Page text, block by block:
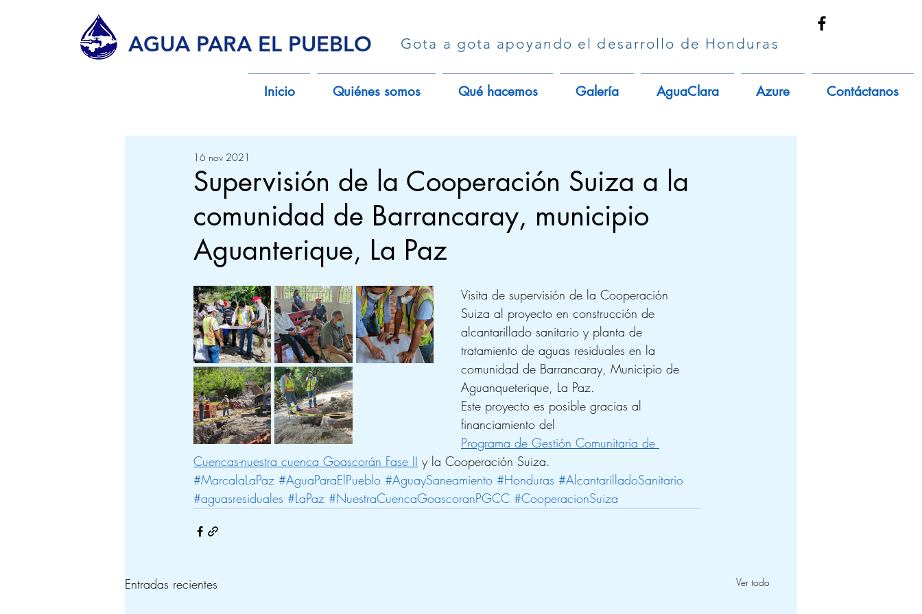
AGUA PARA EL PUEBLO Gota a gota apoyando el desarrollo de Honduras
Inicio Quiénes somos Qué hacemos Galería AguaClara Azure Contáctanos
Supervisión de la Cooperación Suiza a la
comunidad de Barrancaray, municipio
Aguanterique, La Paz
16 nov 2021
Visita de supervisión de la Cooperación
Suiza al proyecto en construcción de
alcantarillado sanitario y planta de
tratamiento de aguas residuales en la
comunidad de Barrancaray, Municipio de
Aguanqueterique, La Paz.
Este proyecto es posible gracias al
financiamiento del
Programa de Gestión Comunitaria de
Cuencas-nuestra cuenca Goascorán Fase II y la Cooperación Suiza.
#MarcalaLaPaz #AguaParaElPueblo #AguaySaneamiento #Honduras #AlcantarilladoSanitario
#aguasresiduales #LaPaz #NuestraCuencaGoascoranPGCC #CooperacionSuiza
Entradas recientes Ver todo